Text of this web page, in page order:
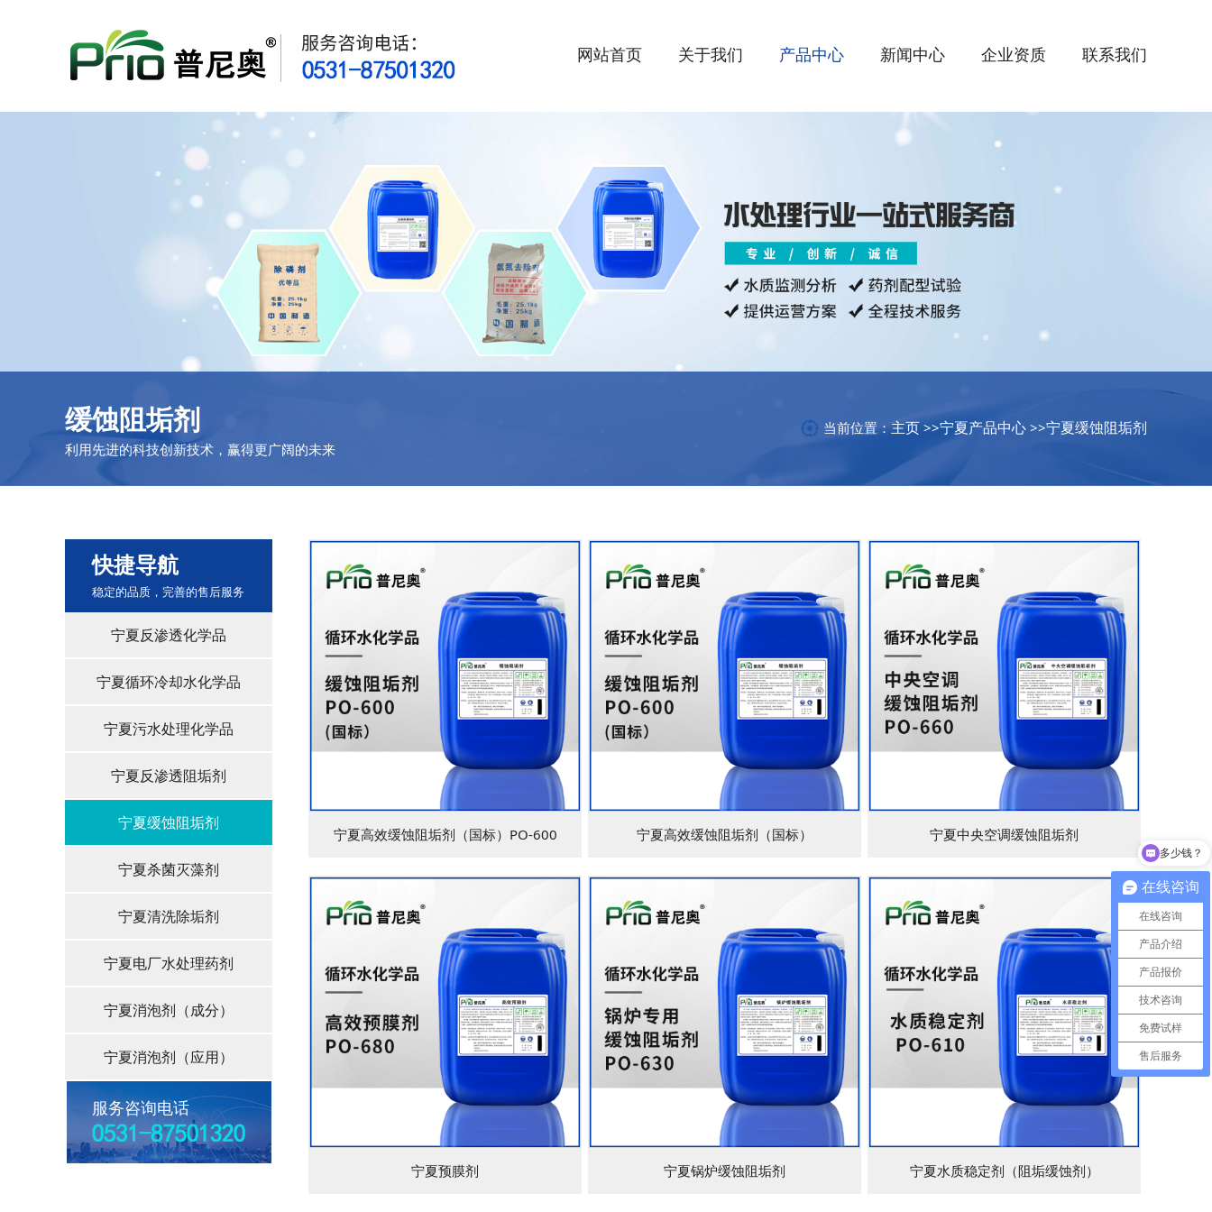
网站首页 关于我们 产品中心 新闻中心 企业资质 联系我们
缓蚀阻垢剂
利用先进的科技创新技术，赢得更广阔的未来
当前位置：主页 >>宁夏产品中心 >>宁夏缓蚀阻垢剂
快捷导航
稳定的品质，完善的售后服务
宁夏反渗透化学品
宁夏循环冷却水化学品
宁夏污水处理化学品
宁夏反渗透阻垢剂
宁夏缓蚀阻垢剂
宁夏杀菌灭藻剂
宁夏清洗除垢剂
宁夏电厂水处理药剂
宁夏消泡剂（成分）
宁夏消泡剂（应用）
服务咨询电话
宁夏高效缓蚀阻垢剂（国标）PO-600 宁夏高效缓蚀阻垢剂（国标） 宁夏中央空调缓蚀阻垢剂
宁夏预膜剂 宁夏锅炉缓蚀阻垢剂 宁夏水质稳定剂（阻垢缓蚀剂）
在线咨询
在线咨询
产品介绍
产品报价
技术咨询
免费试样
售后服务
多少钱？